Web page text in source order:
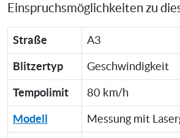
Einspruchsmöglichkeiten zu
Straße A3
Blitzertyp Geschwindigkeit
Tempolimit 80 km/h
Modell Messung mit